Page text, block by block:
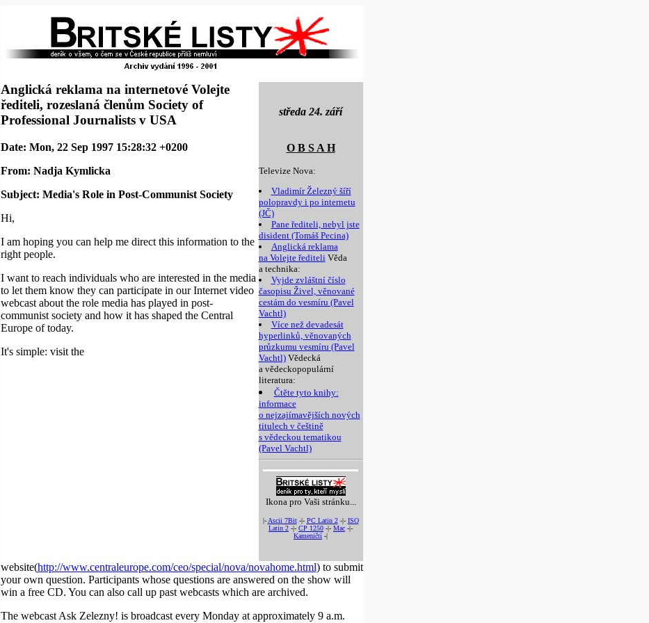
středa 24. září
O B S A H
Televize Nova:
Vladimír Železný šíří
polopravdy i po internetu
(JČ)
Pane řediteli, nebyl jste
disident (Tomáš Pecina)
Anglická reklama
na Volejte řediteliVěda
a technika:
Vyjde zvláštní číslo
časopisu Živel, věnované
cestám do vesmíru (Pavel
Vachtl)
Více než devadesát
hyperlinků, věnovaných
průzkumu vesmíru (Pavel
Vachtl)Vědecká
a vědeckopopulární
literatura:
Čtěte tyto knihy:
informace
o nejzajímavějších nových
titulech v češtině
s vědeckou tematikou
(Pavel Vachtl)
Ikona pro Vaši stránku...
|- Ascii 7Bit-|- PC Latin 2-|- ISO
Latin 2 -|- CP 1250 -|- Mac -|-
Kameničtí -|
Anglická reklama na internetové Volejte
řediteli, rozeslaná členům Society of
Professional Journalists v USA
Date: Mon, 22 Sep 1997 15:28:32 +0200
From: Nadja Kymlicka
Subject: Media's Role in Post-Communist Society
Hi,
I am hoping you can help me direct this information to the
right people.
I want to reach individuals who are interested in the media
to let them know they can participate in our Internet video
webcast about the role media has played in post-
communist society and how it has shaped the Central
Europe of today.
It's simple: visit the
website(http://www.centraleurope.com/ceo/special/nova/novahome.html) to submit
your own question. Participants whose questions are answered on the show will
win a free CD. You can also call up past webcasts which are archived.
The webcast Ask Zelezny! is broadcast every Monday at approximately 9 a.m.